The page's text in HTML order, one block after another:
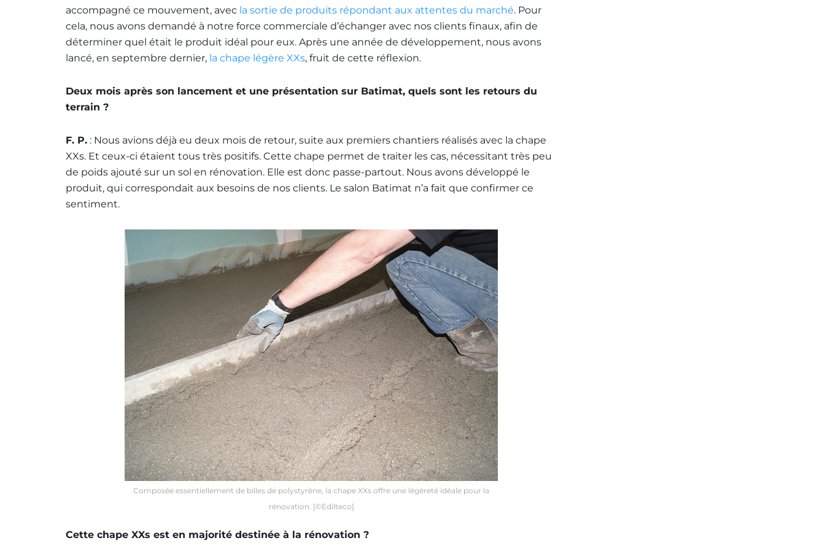
accompagné ce mouvement, avec la sortie de produits répondant aux attentes du marché. Pour
cela, nous avons demandé à notre force commerciale d’échanger avec nos clients finaux, afin de
déterminer quel était le produit idéal pour eux. Après une année de développement, nous avons
lancé, en septembre dernier, la chape légère XXs, fruit de cette réflexion.
Deux mois après son lancement et une présentation sur Batimat, quels sont les retours du
terrain ?
F. P. : Nous avions déjà eu deux mois de retour, suite aux premiers chantiers réalisés avec la chape
XXs. Et ceux-ci étaient tous très positifs. Cette chape permet de traiter les cas, nécessitant très peu
de poids ajouté sur un sol en rénovation. Elle est donc passe-partout. Nous avons développé le
produit, qui correspondait aux besoins de nos clients. Le salon Batimat n’a fait que confirmer ce
sentiment.
Composée essentiellement de billes de polystyrène, la chape XXs offre une légèreté idéale pour la
rénovation. [©Edilteco]
Cette chape XXs est en majorité destinée à la rénovation ?